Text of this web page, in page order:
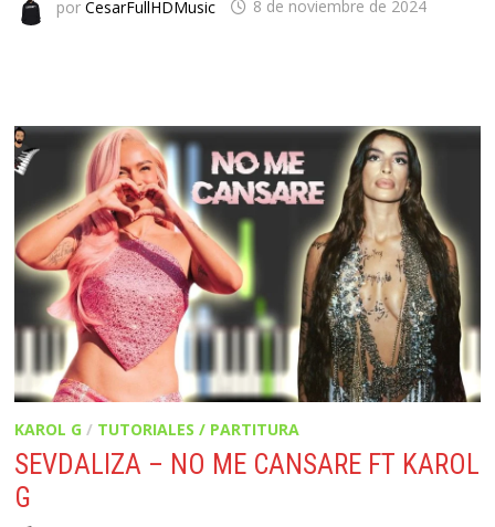
porCesarFullHDMusic 8 de noviembre de 2024
KAROL G / TUTORIALES / PARTITURA
SEVDALIZA – NO ME CANSARE FT KAROL
G